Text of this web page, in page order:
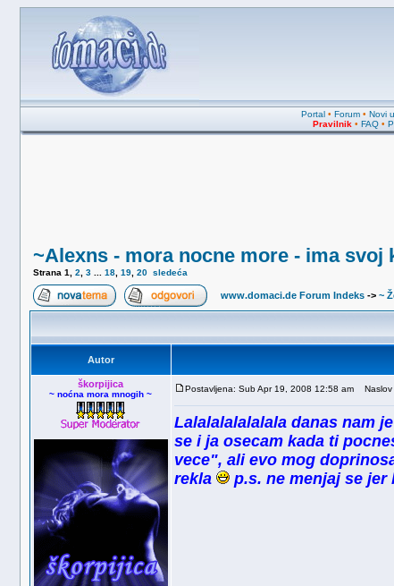
Portal• Forum• Novi
Pravilnik • FAQ •
~Alexns - mora nocne more - ima svoj
Strana 1 2 3... 18, 19, 20 sledeća
www.domaci.de Forum Indeks-> ~
Autor
škorpijica
~ noćna mora mnogih ~
Postavljena: Sub Apr 19, 2008 12:58 am Naslov
Lalalalalalalala danas nam
se i ja osecam kada ti
vece", ali evo mog
rekla
p.s. ne menjaj se jer